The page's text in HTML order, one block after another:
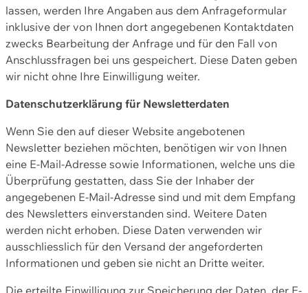
lassen, werden Ihre Angaben aus dem Anfrageformular
inklusive der von Ihnen dort angegebenen Kontaktdaten
zwecks Bearbeitung der Anfrage und für den Fall von
Anschlussfragen bei uns gespeichert. Diese Daten geben
wir nicht ohne Ihre Einwilligung weiter.
Datenschutzerklärung für Newsletterdaten
Wenn Sie den auf dieser Website angebotenen
Newsletter beziehen möchten, benötigen wir von Ihnen
eine E-Mail-Adresse sowie Informationen, welche uns die
Überprüfung gestatten, dass Sie der Inhaber der
angegebenen E-Mail-Adresse sind und mit dem Empfang
des Newsletters einverstanden sind. Weitere Daten
werden nicht erhoben. Diese Daten verwenden wir
ausschliesslich für den Versand der angeforderten
Informationen und geben sie nicht an Dritte weiter.